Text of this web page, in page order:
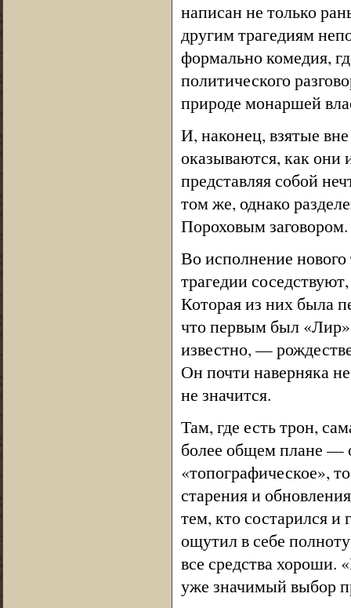
написан не только
другим трагедиям
формально комедия,
политического
природе монаршей
И, наконец, взятые
оказываются, как
представляя собой
том же, однако
Пороховым заговором.
Во исполнение
трагедии
Которая из них была
что первым был
известно, —
Он почти наверняка
не значится.
Там, где есть трон,
более общем плане —
«топографическое»,
старения и
тем, кто состарился и
ощутил в себе
все средства хороши.
уже значимый выбор